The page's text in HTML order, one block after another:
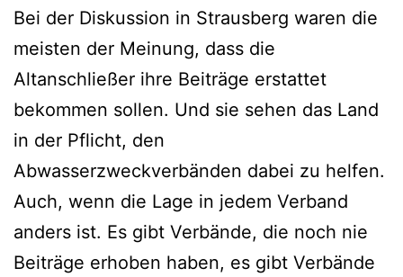
Bei der Diskussion in Strausberg waren die
meisten der Meinung, dass die
Altanschließer ihre Beiträge erstattet
bekommen sollen. Und sie sehen das Land
in der Pflicht, den
Abwasserzweckverbänden dabei zu helfen.
Auch, wenn die Lage in jedem Verband
anders ist. Es gibt Verbände, die noch nie
Beiträge erhoben haben, es gibt Verbände